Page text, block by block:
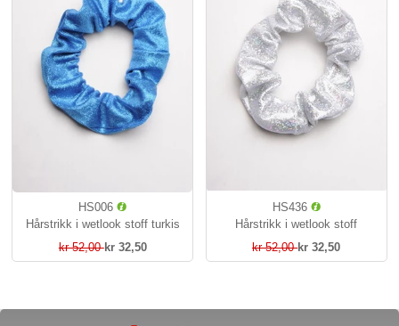
HS006
Hårstrikk i wetlook stoff turkis
kr 52,00kr 32,50
HS436
Hårstrikk i wetlook stoff
kr 52,00kr 32,50